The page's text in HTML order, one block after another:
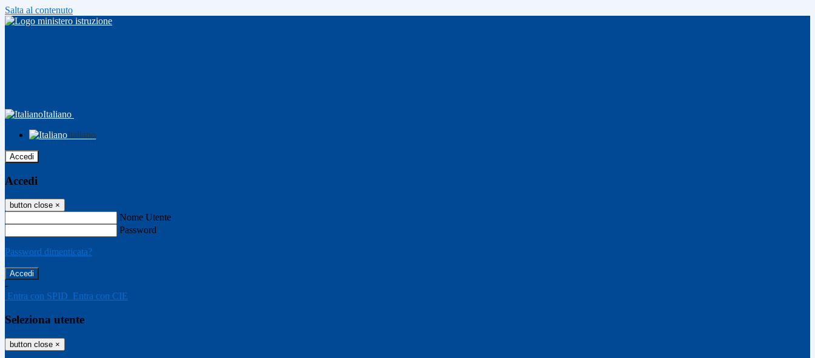
Salta al contenuto
Italiano
Italiano
Accedi
Accedi
button close ×
Nome Utente
Password
Password dimenticata?
-
Entra con SPID Entra con CIE
Seleziona utente
button close ×